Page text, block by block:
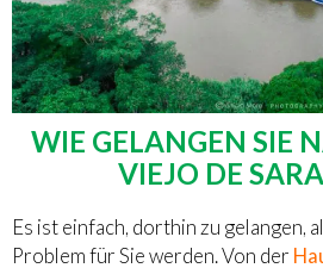
WIE GELANGEN SIE
VIEJO DE
Es ist einfach, dorthin zu gelangen,
Problem für Sie werden. Von der